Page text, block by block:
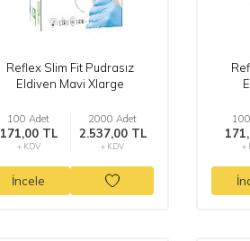
Reflex Slim Fit Pudrasız
Eldiven Mavi Xlarge
100 Adet
171,00 TL
+ KDV
2000 Adet
2.537,00 TL
+ KDV
İncele
+